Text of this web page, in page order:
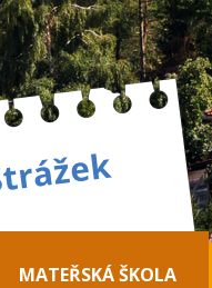
MATEŘSKÁ ŠKOLA